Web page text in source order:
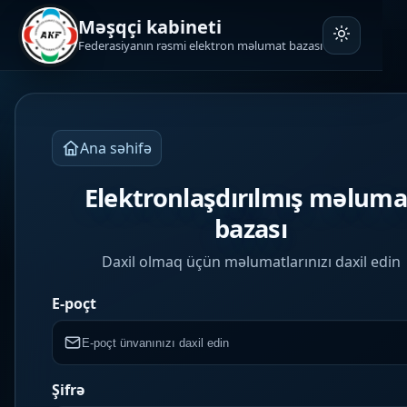
Məşqçi kabineti
Federasiyanın rəsmi elektron məlumat bazası
Ana səhifə
Elektronlaşdırılmış
bazası
Daxil olmaq üçün məlumatlarınızı daxil edin
Company
E-poçt
Şifrə